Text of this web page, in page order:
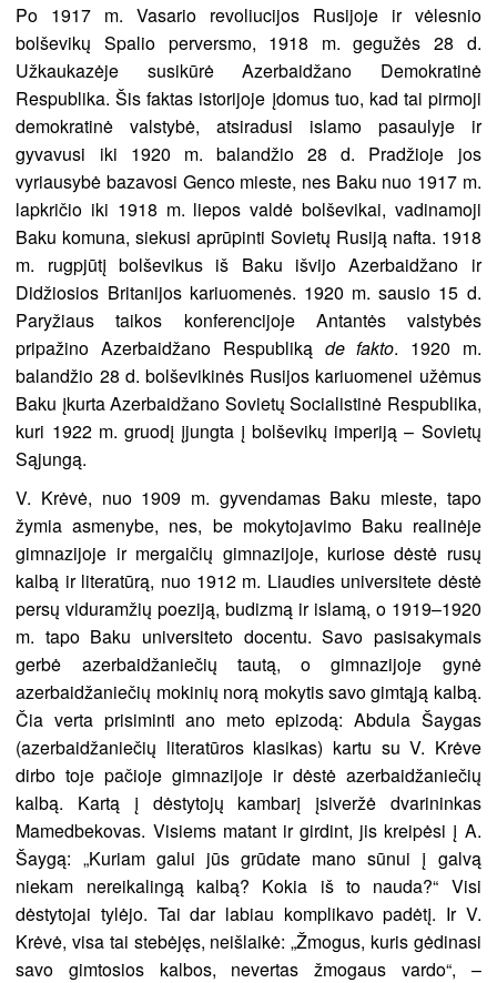
Po 1917 m. Vasario revoliucijos Rusijoje ir vėlesnio
bolševikų Spalio perversmo, 1918 m. gegužės 28 d.
Užkaukazėje susikūrė Azerbaidžano Demokratinė
Respublika. Šis faktas istorijoje įdomus tuo, kad tai pirmoji
demokratinė valstybė, atsiradusi islamo pasaulyje ir
gyvavusi iki 1920 m. balandžio 28 d. Pradžioje jos
vyriausybė bazavosi Genco mieste, nes Baku nuo 1917 m.
lapkričio iki 1918 m. liepos valdė bolševikai, vadinamoji
Baku komuna, siekusi aprūpinti Sovietų Rusiją nafta. 1918
m. rugpjūtį bolševikus iš Baku išvijo Azerbaidžano ir
Didžiosios Britanijos kariuomenės. 1920 m. sausio 15 d.
Paryžiaus taikos konferencijoje Antantės valstybės
pripažino Azerbaidžano Respubliką de fakto. 1920 m.
balandžio 28 d. bolševikinės Rusijos kariuomenei užėmus
Baku įkurta Azerbaidžano Sovietų Socialistinė Respublika,
kuri 1922 m. gruodį įjungta į bolševikų imperiją – Sovietų
Sąjungą.
V. Krėvė, nuo 1909 m. gyvendamas Baku mieste, tapo
žymia asmenybe, nes, be mokytojavimo Baku realinėje
gimnazijoje ir mergaičių gimnazijoje, kuriose dėstė rusų
kalbą ir literatūrą, nuo 1912 m. Liaudies universitete dėstė
persų viduramžių poeziją, budizmą ir islamą, o 1919–1920
m. tapo Baku universiteto docentu. Savo pasisakymais
gerbė azerbaidžaniečių tautą, o gimnazijoje gynė
azerbaidžaniečių mokinių norą mokytis savo gimtąją kalbą.
Čia verta prisiminti ano meto epizodą: Abdula Šaygas
(azerbaidžaniečių literatūros klasikas) kartu su V. Krėve
dirbo toje pačioje gimnazijoje ir dėstė azerbaidžaniečių
kalbą. Kartą į dėstytojų kambarį įsiveržė dvarininkas
Mamedbekovas. Visiems matant ir girdint, jis kreipėsi į A.
Šaygą: „Kuriam galui jūs grūdate mano sūnui į galvą
niekam nereikalingą kalbą? Kokia iš to nauda?“ Visi
dėstytojai tylėjo. Tai dar labiau komplikavo padėtį. Ir V.
Krėvė, visa tai stebėjęs, neišlaikė: „Žmogus, kuris gėdinasi
savo gimtosios kalbos, nevertas žmogaus vardo“, –